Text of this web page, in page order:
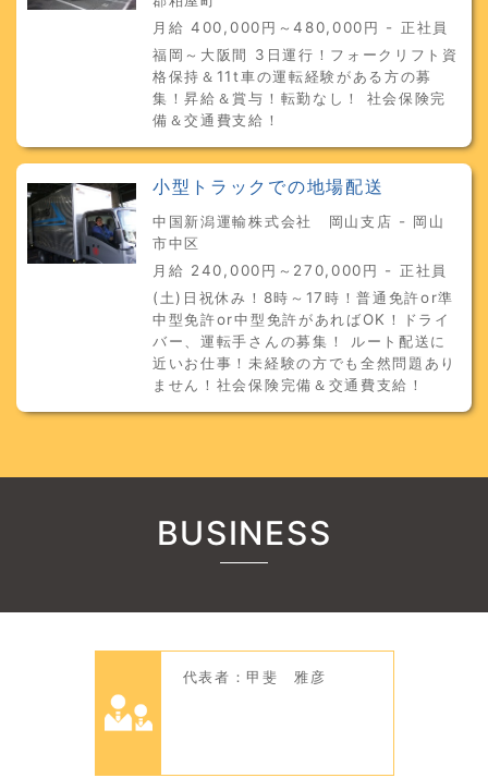
月給 400,000円～480,000円 - 正社員
福岡～大阪間 3日運行！フォークリフト資
格保持＆11t車の運転経験がある方の募
集！昇給＆賞与！転勤なし！ 社会保険完
備＆交通費支給！
小型トラックでの地場配送
中国新潟運輸株式会社 岡山支店 - 岡山
市中区
月給 240,000円～270,000円 - 正社員
(土)日祝休み！8時～17時！普通免許or準
中型免許or中型免許があればOK！ドライ
バー、運転手さんの募集！ ルート配送に
近いお仕事！未経験の方でも全然問題あり
ません！社会保険完備＆交通費支給！
BUSINESS
代表者：甲斐 雅彦